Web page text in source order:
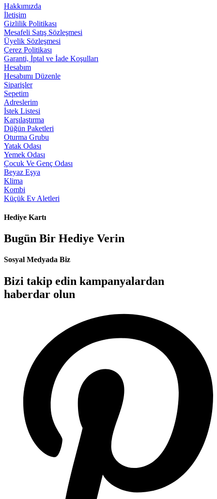
Hakkımızda
İletişim
Gizlilik Politikası
Mesafeli Satış Sözleşmesi
Üyelik Sözleşmesi
Çerez Politikası
Garanti, İptal ve İade Koşulları
Hesabım
Hesabımı Düzenle
Siparişler
Sepetim
Adreslerim
İstek Listesi
Karşılaştırma
Düğün Paketleri
Oturma Grubu
Yatak Odası
Yemek Odası
Çocuk Ve Genç Odası
Beyaz Eşya
Klima
Kombi
Küçük Ev Aletleri
Hediye Kartı
Bugün Bir Hediye Verin
Sosyal Medyada Biz
Bizi takip edin kampanyalardan
haberdar olun